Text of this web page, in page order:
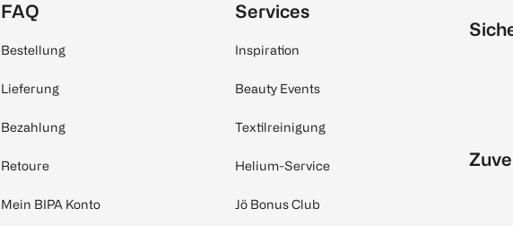
FAQ
Bestellung
Lieferung
Bezahlung
Retoure
Mein BIPA Konto
Services
Inspiration
Beauty Events
Textilreinigung
Helium-Service
Jö Bonus Club